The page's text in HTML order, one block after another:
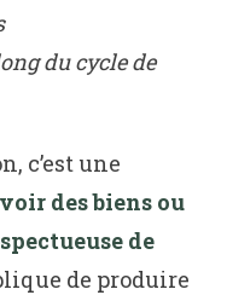
du cycle de
c’est une
des biens ou
de
de produire